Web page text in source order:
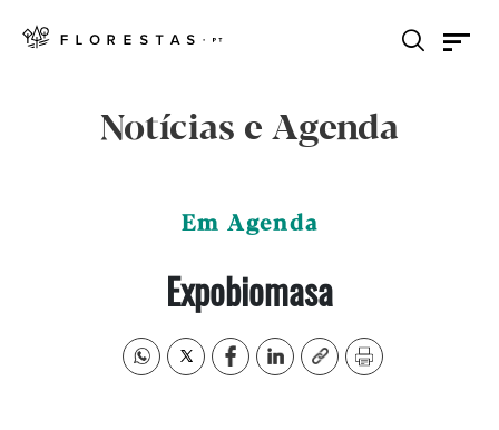
Notícias e Agenda
Em Agenda
Expobiomasa